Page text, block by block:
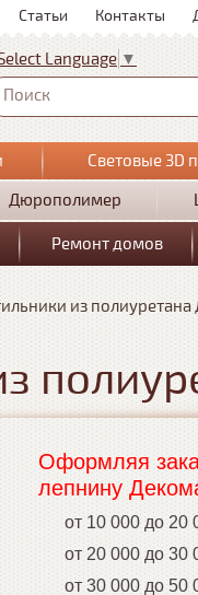
Статьи Контакты
Language ▼
Поиск
Световые 3D
Дюрополимер
Ремонт домов
из
Оформляя
лепнину
от 10 000 до 20
от 20 000 до 30
от 30 000 до 50